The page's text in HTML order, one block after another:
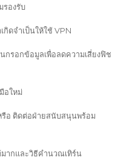
รองรับ
กิดจำเป็นให้ใช้ VPN
กรอกข้อมูลเพื่อลดความเสี่ยงฟิช
อใหม่
รือ ติดต่อฝ่ายสนับสนุนพร้อม
ากและวิธีคำนวณเทิร์น